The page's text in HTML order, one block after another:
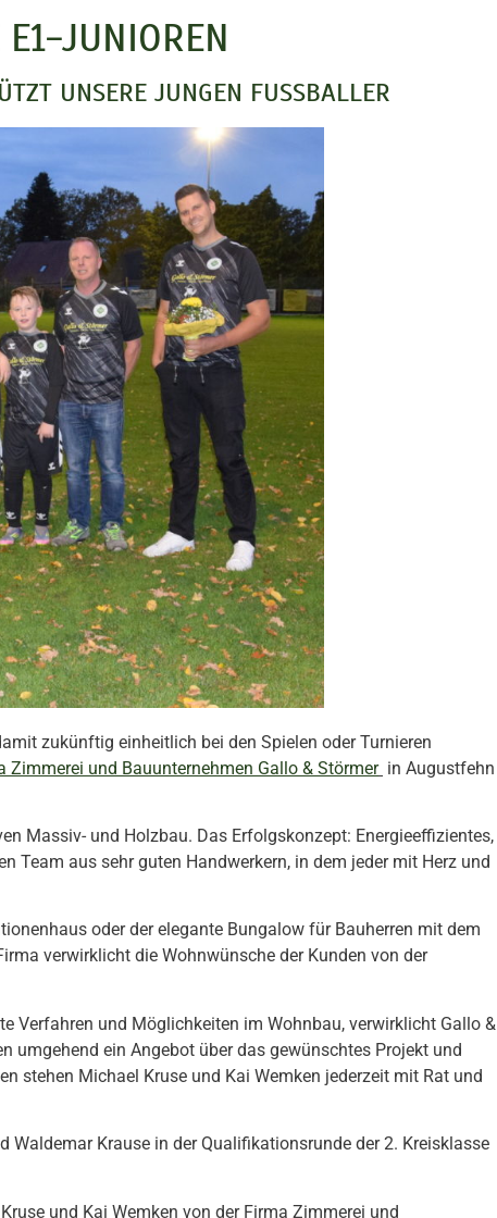
JUNIOREN
UNSERE JUNGEN FUSSBALLER
zukünftig einheitlich bei den Spielen oder Turnieren
Zimmerei und Bauunternehmen Gallo & Störmer in Augustfehn
Massiv- und Holzbau. Das Erfolgskonzept: Energieeffizientes,
Team aus sehr guten Handwerkern, in dem jeder mit Herz und
oder der elegante Bungalow für Bauherren mit dem
verwirklicht die Wohnwünsche der Kunden von der
Verfahren und Möglichkeiten im Wohnbau, verwirklicht Gallo &
umgehend ein Angebot über das gewünschtes Projekt und
stehen Michael Kruse und Kai Wemken jederzeit mit Rat und
Krause in der Qualifikationsrunde der 2. Kreisklasse
und Kai Wemken von der Firma Zimmerei und